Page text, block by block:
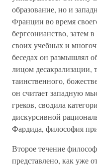
образование, но и
Франции во время
бергсонианство, затем
своих учебных и
беседах он размышлял
лицом десакрализации,
таинственного,
он считает западную
греков, сводила
дискурсивной
Фардида, философия
Второе течение
представлено, как уже